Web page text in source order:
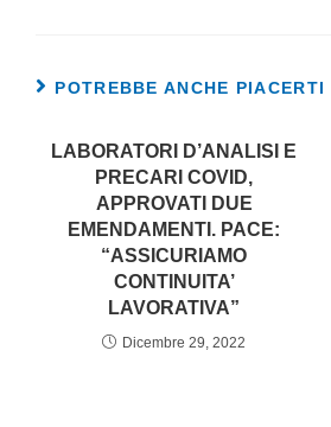
POTREBBE ANCHE PIACERTI
LABORATORI D’ANALISI E
PRECARI COVID,
APPROVATI DUE
EMENDAMENTI. PACE:
“ASSICURIAMO
CONTINUITA’
LAVORATIVA”
Dicembre 29, 2022